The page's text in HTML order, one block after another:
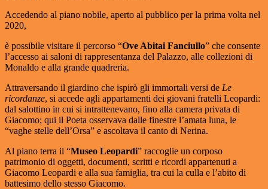
Accedendo al piano nobile, aperto al pubblico per la prima volta nel
2020,
è possibile visitare il percorso “Ove Abitai Fanciullo” che consente
l’accesso ai saloni di rappresentanza del Palazzo, alle collezioni di
Monaldo e alla grande quadreria.
Attraversando il giardino che ispirò gli immortali versi de Le
ricordanze, si accede agli appartamenti dei giovani fratelli Leopardi:
dal salottino in cui si intrattenevano, fino alla camera privata di
Giacomo; qui il Poeta osservava dalle finestre l’amata luna, le
“vaghe stelle dell’Orsa” e ascoltava il canto di Nerina.
Al piano terra il “Museo Leopardi” raccoglie un corposo
patrimonio di oggetti, documenti, scritti e ricordi appartenuti a
Giacomo Leopardi e alla sua famiglia, tra cui la culla e l’abito di
battesimo dello stesso Giacomo.